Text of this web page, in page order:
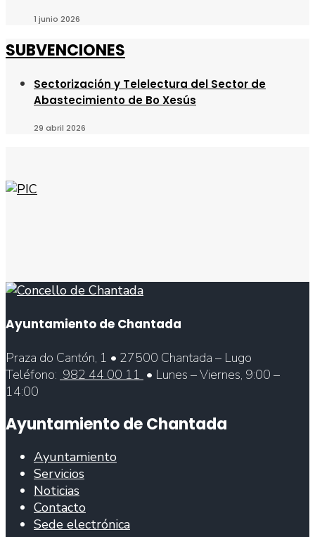
1 junio 2026
SUBVENCIONES
Sectorización y Telelectura del Sector de
Abastecimiento de Bo Xesús
29 abril 2026
Ayuntamiento de Chantada
Praza do Cantón, 1 • 27500 Chantada – Lugo
Teléfono: 982 44 00 11 • Lunes – Viernes, 9:00 –
14:00
Ayuntamiento de Chantada
Ayuntamiento
Servicios
Noticias
Contacto
Sede electrónica